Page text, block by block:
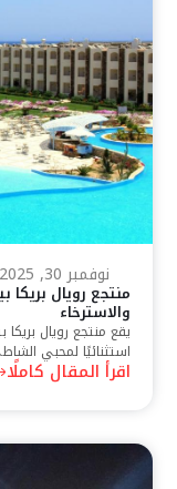
نوفمبر 30, 2025
منتجع رويال
والاسترخاء
يقع منتجع رويال
استثنائيًا لمحبي
اقرأ المقال كاملًا